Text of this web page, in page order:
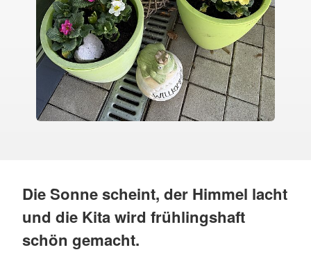
Die Sonne scheint, der Himmel lacht
und die Kita wird frühlingshaft
schön gemacht.